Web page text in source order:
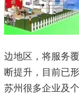
边地区，将服务
断提升，目前已
苏州很多企业及